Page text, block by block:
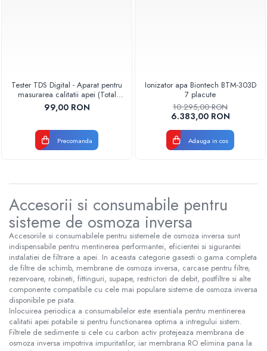
Tester TDS Digital - Aparat pentru
masurarea calitatii apei (Total
Dissolved Solids)
99,00 RON
Precomanda
Ionizator apa Biontech BTM-303D
7 placute
10.295,00 RON
6.383,00 RON
Adauga in cos
Accesorii si consumabile pentru
sisteme de osmoza inversa
Accesoriile si consumabilele pentru sistemele de osmoza inversa sunt
indispensabile pentru mentinerea performantei, eficientei si sigurantei
instalatiei de filtrare a apei. In aceasta categorie gasesti o gama completa
de filtre de schimb, membrane de osmoza inversa, carcase pentru filtre,
rezervoare, robineti, fittinguri, supape, restrictori de debit, postfiltre si alte
componente compatibile cu cele mai populare sisteme de osmoza inversa
disponibile pe piata.
Inlocuirea periodica a consumabilelor este esentiala pentru mentinerea
calitatii apei potabile si pentru functionarea optima a intregului sistem.
Filtrele de sedimente si cele cu carbon activ protejeaza membrana de
osmoza inversa impotriva impuritatilor, iar membrana RO elimina pana la